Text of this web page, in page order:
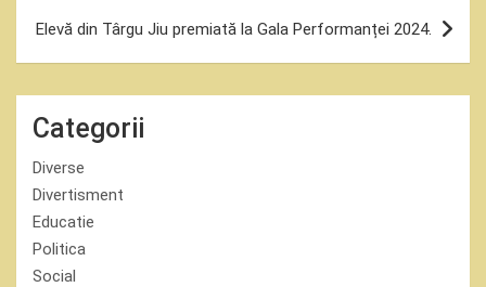
Elevă din Târgu Jiu premiată la Gala Performanței 2024.
Categorii
Diverse
Divertisment
Educatie
Politica
Social